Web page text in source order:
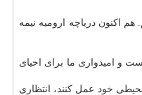
اكنون دریاچه ارومیه نیمه
و امیدواری ما برای احیای
زیست محیطی خود عمل كنند، انتظاری